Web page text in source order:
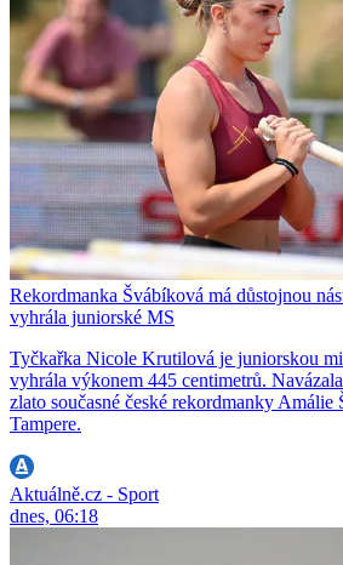
Rekordmanka Švábíková má důstojnou
vyhrála juniorské MS
Tyčkařka Nicole Krutilová je juniorskou
vyhrála výkonem 445 centimetrů.
zlato současné české rekordmanky
Tampere.
Aktuálně.cz - Sport
dnes, 06:18